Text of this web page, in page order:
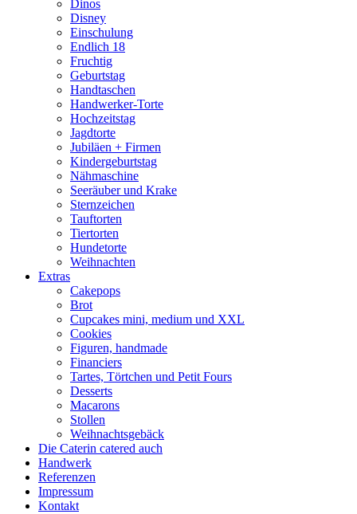
Dinos
Disney
Einschulung
Endlich 18
Fruchtig
Geburtstag
Handtaschen
Handwerker-Torte
Hochzeitstag
Jagdtorte
Jubiläen + Firmen
Kindergeburtstag
Nähmaschine
Seeräuber und Krake
Sternzeichen
Tauftorten
Tiertorten
Hundetorte
Weihnachten
Extras
Cakepops
Brot
Cupcakes mini, medium und XXL
Cookies
Figuren, handmade
Financiers
Tartes, Törtchen und Petit Fours
Desserts
Macarons
Stollen
Weihnachtsgebäck
Die Caterin catered auch
Handwerk
Referenzen
Impressum
Kontakt